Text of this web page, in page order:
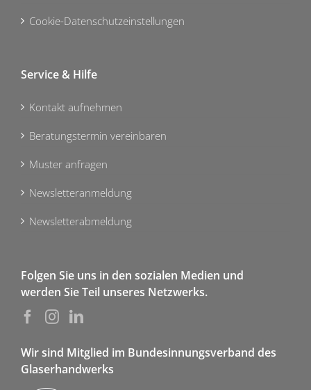
Cookie-Datenschutzeinstellungen
Service & Hilfe
Kontakt aufnehmen
Beratungstermin vereinbaren
Muster anfragen
Newsletteranmeldung
Newsletterabmeldung
Folgen Sie uns in den sozialen Medien und
werden Sie Teil unseres Netzwerks.
Wir sind Mitglied im Bundesinnungsverband des
Glaserhandwerks